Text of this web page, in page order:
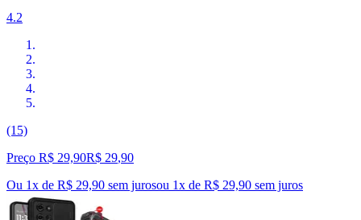
4.2
(15)
Preço R$ 29,90R$ 29,90
Ou 1x de R$ 29,90 sem jurosou 1x de R$ 29,90 sem juros